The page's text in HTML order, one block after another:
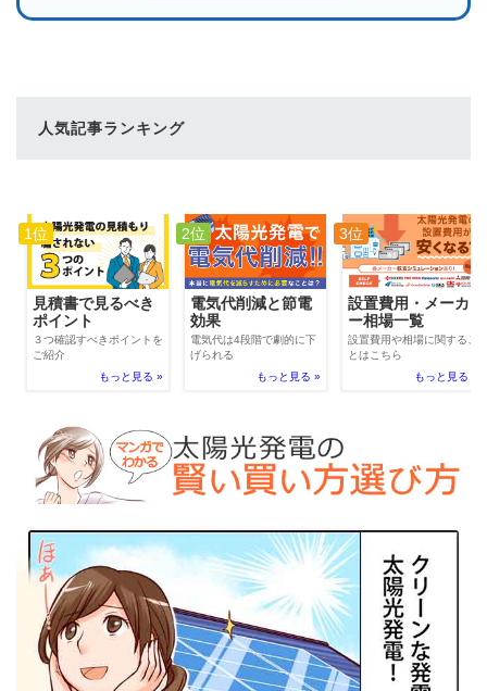
人気記事ランキング
1位
見積書で見るべき
ポイント
３つ確認すべきポイントを
ご紹介
もっと見る »
2位
電気代削減と節電
効果
電気代は4段階で劇的に下
げられる
もっと見る »
3位
設置費用・メーカ
ー相場一覧
設置費用や相場に関するこ
とはこちら
もっと見る »